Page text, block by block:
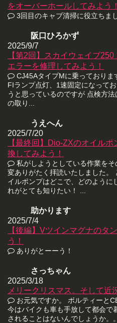
をオーバーホールしてみよう！
3回目のキャブ清掃に役立ちま
阪口ひろかず
2025/9/7
【第2回】スカイウェイブ
エラーを修理してみよう！
CJ45AタイプMに乗っており
FIランプ点灯、1速固定になって
うと思っているのですが 点検方
の取り...
うえへん
2025/7/20
【最終回】Dio-ZXのオイル
換してみよう！
私がしようとしている作業を
変ありがたく拝読いたしました。
イルポンプはどこで、どのように
れがとても知りたい！ ...
助かります
2025/7/4
【後編】Vツインマグナのタ
う！
ありがとーーう！
さっちゃん
2025/3/18
メリークリスマス。そして近
お元気ですか。 ボルティーと
今はバイクも車も手放して都会で
されることはないんでしょうか。。